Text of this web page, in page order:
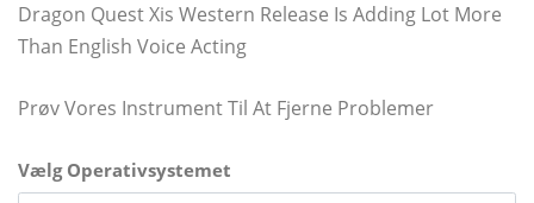
Dragon Quest Xis Western Release Is Adding Lot More
Than English Voice Acting
Prøv Vores Instrument Til At Fjerne Problemer
Vælg Operativsystemet